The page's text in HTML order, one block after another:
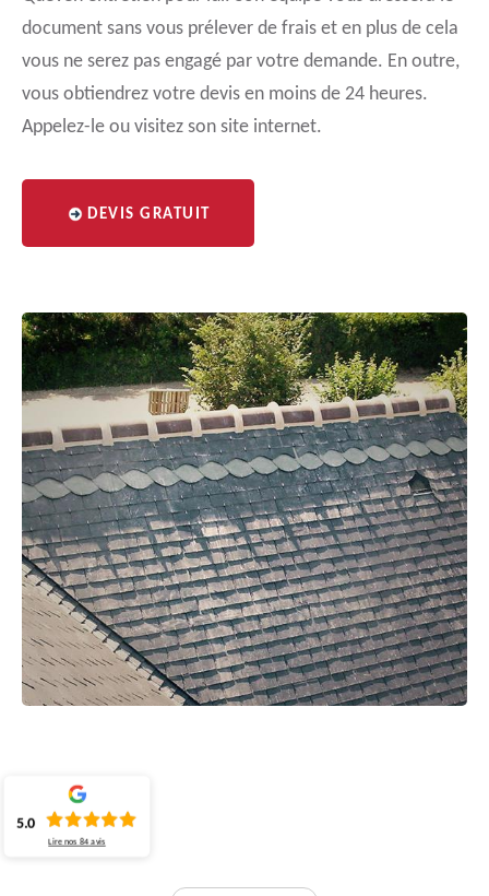
document sans vous prélever de frais et en plus de cela
vous ne serez pas engagé par votre demande. En outre,
vous obtiendrez votre devis en moins de 24 heures.
Appelez-le ou visitez son site internet.
DEVIS GRATUIT
5.0
Lire nos84 avis